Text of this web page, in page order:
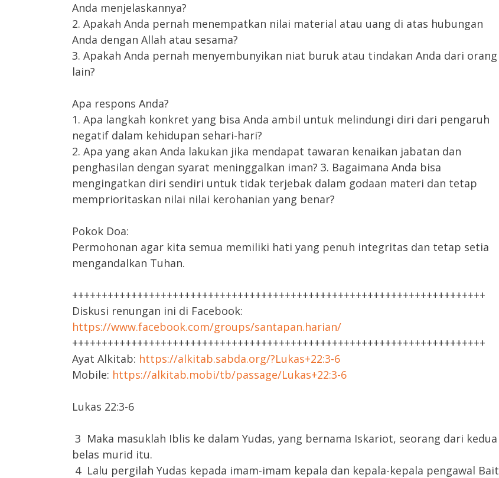
Anda menjelaskannya?
2. Apakah Anda pernah menempatkan nilai material atau uang di atas hubungan
Anda dengan Allah atau sesama?
3. Apakah Anda pernah menyembunyikan niat buruk atau tindakan Anda dari orang
lain?
Apa respons Anda?
1. Apa langkah konkret yang bisa Anda ambil untuk melindungi diri dari pengaruh
negatif dalam kehidupan sehari-hari?
2. Apa yang akan Anda lakukan jika mendapat tawaran kenaikan jabatan dan
penghasilan dengan syarat meninggalkan iman? 3. Bagaimana Anda bisa
mengingatkan diri sendiri untuk tidak terjebak dalam godaan materi dan tetap
memprioritaskan nilai nilai kerohanian yang benar?
Pokok Doa:
Permohonan agar kita semua memiliki hati yang penuh integritas dan tetap setia
mengandalkan Tuhan.
++++++++++++++++++++++++++++++++++++++++++++++++++++++++++++++++++++++
Diskusi renungan ini di Facebook:
https://www.facebook.com/groups/santapan.harian/
++++++++++++++++++++++++++++++++++++++++++++++++++++++++++++++++++++++
Ayat Alkitab: https://alkitab.sabda.org/?Lukas+22:3-6
Mobile: https://alkitab.mobi/tb/passage/Lukas+22:3-6
Lukas 22:3-6
3 Maka masuklah Iblis ke dalam Yudas, yang bernama Iskariot, seorang dari kedua
belas murid itu.
4 Lalu pergilah Yudas kepada imam-imam kepala dan kepala-kepala pengawal Bait